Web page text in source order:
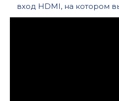
вход HDMI, на котором